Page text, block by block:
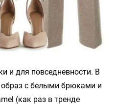
и для повседневности. В
с белыми брюками и
(как раз в тренде